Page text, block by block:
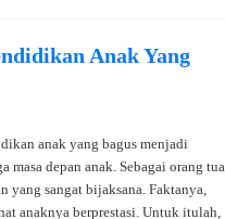
Anak Yang
anak yang bagus menjadi
masa depan anak. Sebagai orang tua,
sangat bijaksana. Faktanya,
anaknya berprestasi. Untuk itulah,